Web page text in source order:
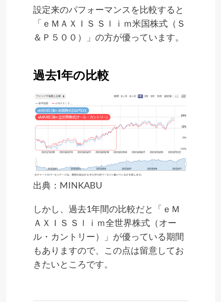
設定来のパフォーマンスを比較すると
「ｅＭＡＸＩＳ Ｓｌｉｍ米国株式（Ｓ
＆Ｐ５００）」の方が優っています。
過去1年の比較
出典： MINKABU
しかし、過去1年間の比較だと「ｅＭ
ＡＸＩＳ Ｓｌｉｍ全世界株式（オー
ル・カントリー）」が優っている期間
もありますので、この点は留意してお
きたいところです。